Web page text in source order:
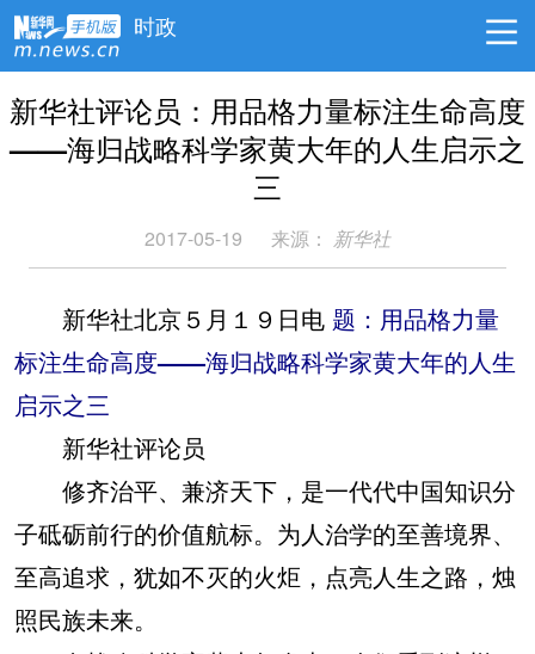
时政
新华社评论员：用品格力量标注生命高度
——海归战略科学家黄大年的人生启示之
三
2017-05-19 来源： 新华社
新华社北京５月１９日电 题：用品格力量
标注生命高度——海归战略科学家黄大年的人生
启示之三
新华社评论员
修齐治平、兼济天下，是一代代中国知识分
子砥砺前行的价值航标。为人治学的至善境界、
至高追求，犹如不灭的火炬，点亮人生之路，烛
照民族未来。